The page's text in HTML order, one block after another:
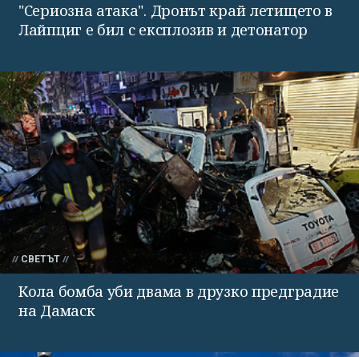
"Сериозна атака". Дронът край летището в
Лайпциг е бил с експлозив и детонатор
СВЕТЪТ
Кола бомба уби двама в друзко предградие
на Дамаск